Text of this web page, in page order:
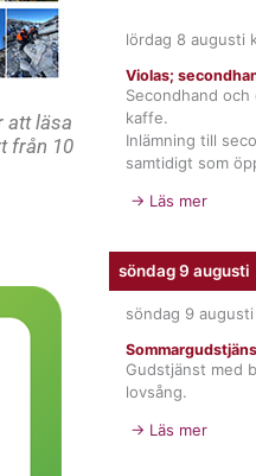
att läsa
från 10
lördag 8 augusti
Violas;
Secondhand
kaffe.
Inlämning till
samtidigt som
→ Läs mer
söndag 9 augusti
söndag 9 augusti
Gudstjänst med
lovsång.
→ Läs mer